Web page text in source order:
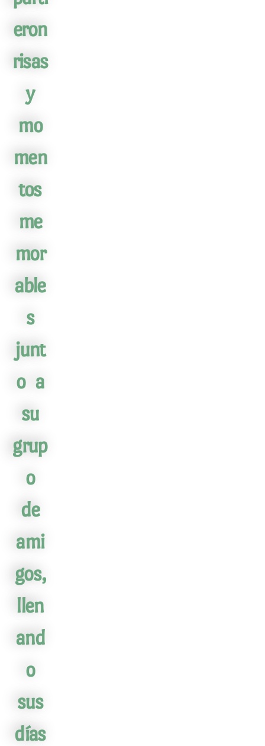
eron
risas
y
mo
men
tos
me
mor
able
s
junt
o a
su
grup
o
de
ami
gos,
llen
and
o
sus
días